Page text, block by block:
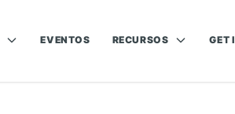
EVENTOS RECURSOS GET